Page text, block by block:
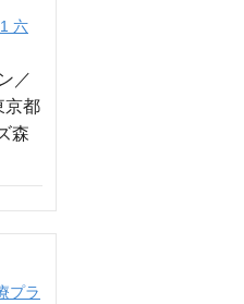
六
プラ